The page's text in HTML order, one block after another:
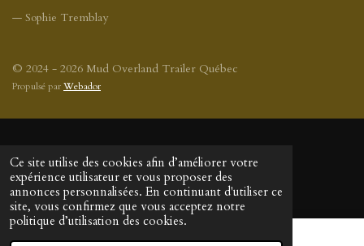
Ce site utilise des cookies afin d’améliorer votre
expérience utilisateur et vous proposer des
annonces personnalisées. En continuant d'utiliser ce
site, vous confirmez que vous acceptez notre
politique d’utilisation des cookies.
— Sophie Tremblay
© 2024 - 2026 Mud Overland Trailer Québec
Propulsé parWebador